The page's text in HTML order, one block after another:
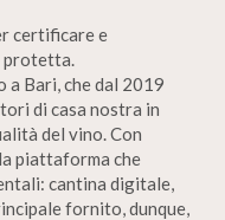
certificare e
protetta.
a Bari, che dal 2019
di casa nostra in
del vino. Con
piattaforma che
cantina digitale,
fornito, dunque,